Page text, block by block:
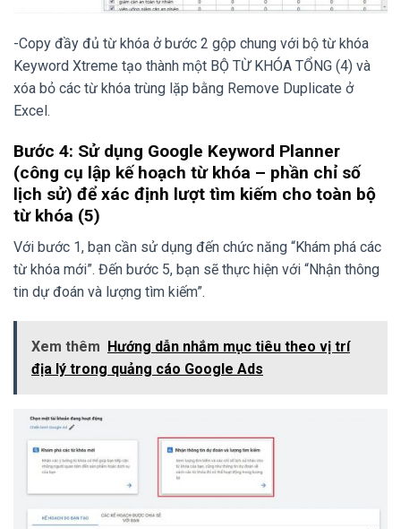
-Copy đầy đủ từ khóa ở bước 2 gộp chung với bộ từ khóa
Keyword Xtreme tạo thành một BỘ TỪ KHÓA TỔNG (4) và
xóa bỏ các từ khóa trùng lặp bằng Remove Duplicate ở
Excel.
Bước 4: Sử dụng Google Keyword Planner
(công cụ lập kế hoạch từ khóa – phần chỉ số
lịch sử) để xác định lượt tìm kiếm cho toàn bộ
từ khóa (5)
Với bước 1, bạn cần sử dụng đến chức năng “Khám phá các
từ khóa mới”. Đến bước 5, bạn sẽ thực hiện với “Nhận thông
tin dự đoán và lượng tìm kiếm”.
Xem thêm
Hướng dẫn nhắm mục tiêu theo vị trí
địa lý trong quảng cáo Google Ads